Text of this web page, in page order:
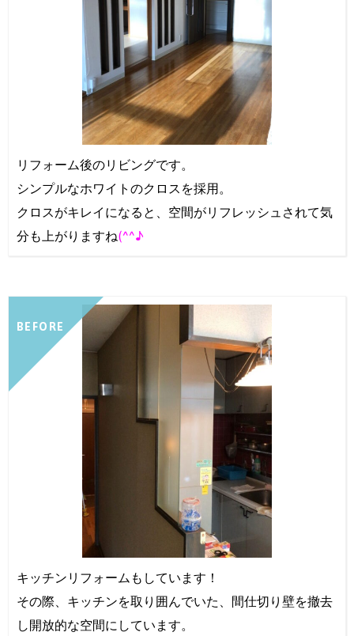
リフォーム後のリビングです。
シンプルなホワイトのクロスを採用。
クロスがキレイになると、空間がリフレッシュされて気
分も上がりますね(^^♪
BEFORE
キッチンリフォームもしています！
その際、キッチンを取り囲んでいた、間仕切り壁を撤去
し開放的な空間にしています。